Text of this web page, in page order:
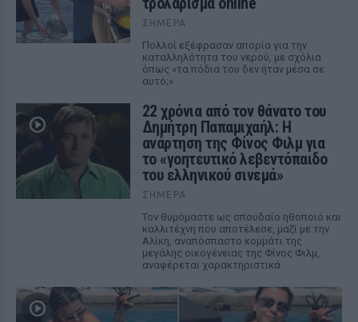
ΣΉΜΕΡΑ
Πολλοί εξέφρασαν απορία για την
καταλληλότητα του νερού, με σχόλια
όπως «τα πόδια του δεν ήταν μέσα σε
αυτό;»
22 χρόνια από τον θάνατο του
Δημήτρη Παπαμιχαήλ: Η
ανάρτηση της Φίνος Φιλμ για
το «γοητευτικό λεβεντόπαιδο
του ελληνικού σινεμά»
ΣΉΜΕΡΑ
Τον θυμόμαστε ως σπουδαίο ηθοποιό και
καλλιτέχνη που αποτέλεσε, μαζί με την
Αλίκη, αναπόσπαστο κομμάτι της
μεγάλης οικογένειας της Φίνος Φιλμ,
αναφέρεται χαρακτηριστικά